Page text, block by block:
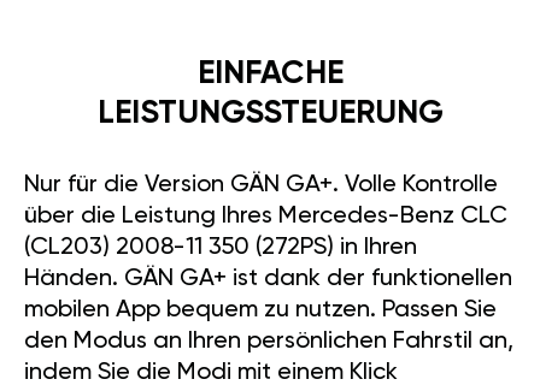
EINFACHE
LEISTUNGSSTEUERUNG
Nur für die Version GÄN GA+. Volle Kontrolle
über die Leistung Ihres Mercedes-Benz CLC
(CL203) 2008-11 350 (272PS) in Ihren
Händen. GÄN GA+ ist dank der funktionellen
mobilen App bequem zu nutzen. Passen Sie
den Modus an Ihren persönlichen Fahrstil an,
indem Sie die Modi mit einem Klick